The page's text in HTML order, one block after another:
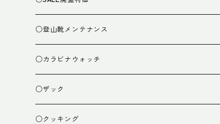
○登山靴メンテナンス
○カラビナウォッチ
○ザック
ザック
○クッキング